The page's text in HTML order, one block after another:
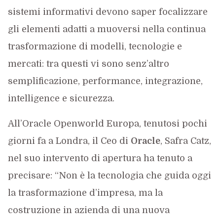
sistemi informativi devono saper focalizzare
gli elementi adatti a muoversi nella continua
trasformazione di modelli, tecnologie e
mercati: tra questi vi sono senz’altro
semplificazione, performance, integrazione,
intelligence e sicurezza.
All’Oracle Openworld Europa, tenutosi pochi
giorni fa a Londra, il Ceo di Oracle, Safra Catz,
nel suo intervento di apertura ha tenuto a
precisare: “Non è la tecnologia che guida oggi
la trasformazione d’impresa, ma la
costruzione in azienda di una nuova